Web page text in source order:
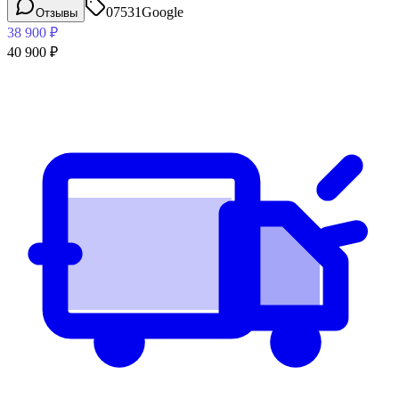
Отзывы 07531Google
38 900 ₽
40 900 ₽